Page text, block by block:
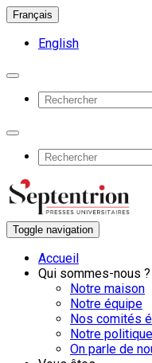
Français
English
Toggle navigation
Accueil
Qui sommes-nous ?
Notre maison
Notre équipe
Nos comités
Notre
On parle de